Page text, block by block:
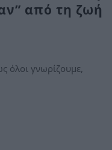
από τη ζωή
όλοι γνωρίζουμε,